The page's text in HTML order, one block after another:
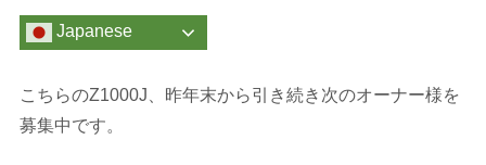
Japanese
こちらのZ1000J、昨年末から引き続き次のオーナー様を
募集中です。